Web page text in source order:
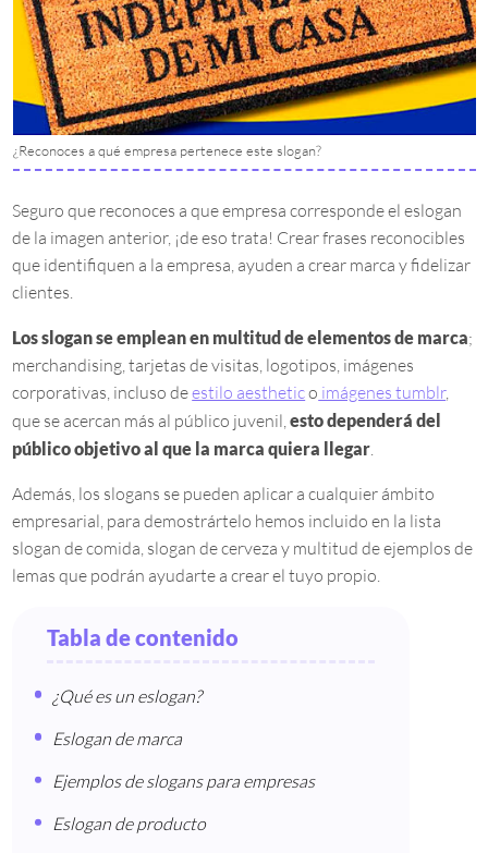
¿Reconoces a qué empresa pertenece este slogan?
Seguro que reconoces a que empresa corresponde el eslogan
de la imagen anterior, ¡de eso trata! Crear frases reconocibles
que identifiquen a la empresa, ayuden a crear marca y fidelizar
clientes.
Los slogan se emplean en multitud de elementos de marca;
merchandising, tarjetas de visitas, logotipos, imágenes
corporativas, incluso deestilo aesthetico imágenes tumblr,
que se acercan más al público juvenil,esto dependerá del
público objetivo al que la marca quiera llegar.
Además, los slogans se pueden aplicar a cualquier ámbito
empresarial, para demostrártelo hemos incluido en la lista
slogan de comida, slogan de cerveza y multitud de ejemplos de
lemas que podrán ayudarte a crear el tuyo propio.
Tabla de contenido
¿Qué es un eslogan?
Eslogan de marca
Ejemplos de slogans para empresas
Eslogan de producto